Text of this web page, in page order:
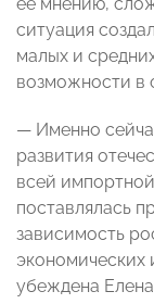
ситуация
малых и
возможности в
— Именно
развития
всей
поставлялась
зависимость
экономических
убеждена